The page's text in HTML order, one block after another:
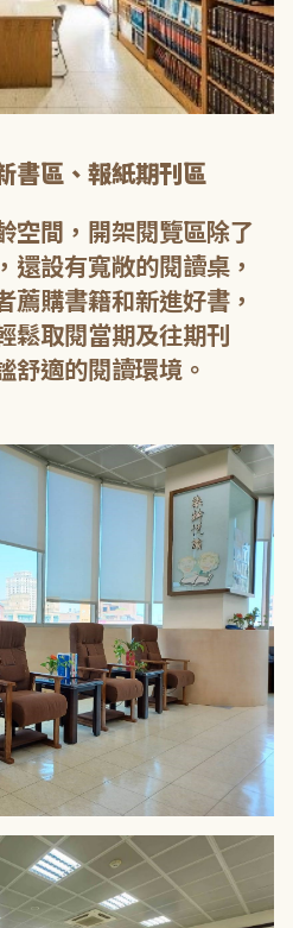
書區、報紙期刊區
空間，開架閱覽區除了
還設有寬敞的閱讀桌，
薦購書籍和新進好書，
鬆取閱當期及往期刊
舒適的閱讀環境。